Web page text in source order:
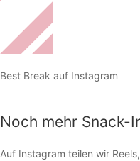
Best Break auf Instagram
Noch mehr Snack-
Auf Instagram teilen wir